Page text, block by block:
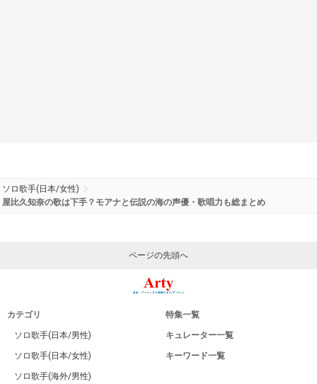
ソロ歌手(日本/女性)
屋比久知奈の歌は下手？モアナと伝説の海の声優・歌唱力も総まとめ
ページの先頭へ
カテゴリ
ソロ歌手(日本/男性)
ソロ歌手(日本/女性)
ソロ歌手(海外/男性)
特集一覧
キュレーター一覧
キーワード一覧